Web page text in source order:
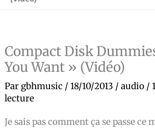
Compact Disk
You Want » (Vidéo)
Par gbhmusic /18/10/2013 /audio /
lecture
Je sais pas comment ça se passe ce